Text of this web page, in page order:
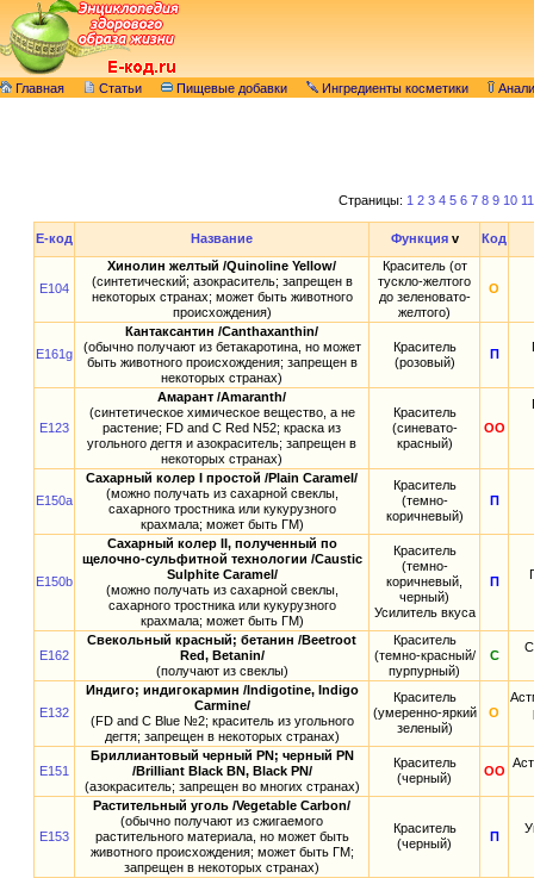
Главная Статьи Пищевые добавки Ингредиенты косметики
Страницы: 1 2 3 4 5 6 7 8 9 10 11
E-код Название Функцияv Код
E104
Хинолин желтый /Quinoline Yellow/
(синтетический; азокраситель; запрещен в
некоторых странах; может быть животного
происхождения)
Краситель (от
тускло-желтого
до зеленовато-
желтого)
О
E161g
Кантаксантин /Canthaxanthin/
(обычно получают из бетакаротина, но может
быть животного происхождения; запрещен в
некоторых странах)
Краситель
(розовый)
П
E123
Амарант /Amaranth/
(синтетическое химическое вещество, а не
растение; FD and С Red N52; краска из
угольного дегтя и азокраситель; запрещен в
некоторых странах)
Краситель
(синевато-
красный)
ОО
E150a
Сахарный колер I простой /Plain Caramel/
(можно получать из сахарной свеклы,
сахарного тростника или кукурузного
крахмала; может быть ГМ)
Краситель
(темно-
коричневый)
П
E150b
Сахарный колер II, полученный по
щелочно-сульфитной технологии /Caustic
Sulphite Caramel/
(можно получать из сахарной свеклы,
сахарного тростника или кукурузного
крахмала; может быть ГМ)
Краситель
(темно-
коричневый,
черный)
Усилитель вкуса
П
E162
Свекольный красный; бетанин /Beetroot
Red, Betanin/
(получают из свеклы)
Краситель
(темно-красный/
пурпурный)
С
E132
Индиго; индигокармин /Indigotine, Indigo
Carmine/
(FD and С Blue №2; краситель из угольного
дегтя; запрещен в некоторых странах)
Краситель
(умеренно-яркий
зеленый)
О
E151
Бриллиантовый черный PN; черный PN
/Brilliant Black BN, Black PN/
(азокраситель; запрещен во многих странах)
Краситель
(черный)
ОО
E153
Растительный уголь /Vegetable Carbon/
(обычно получают из сжигаемого
растительного материала, но может быть
животного происхождения; может быть ГМ;
запрещен в некоторых странах)
Краситель
(черный)
П